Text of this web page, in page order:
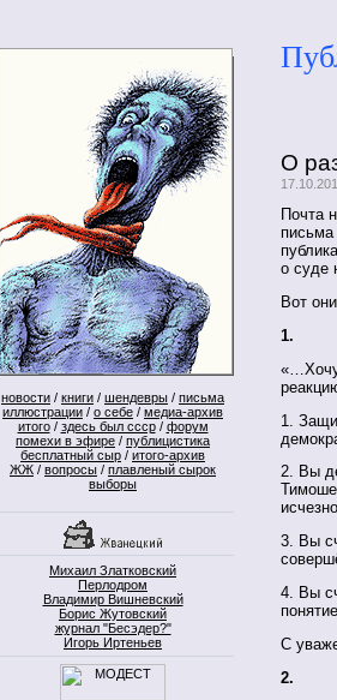
новости / книги / шендевры / письма
иллюстрации / о себе / медиа-архив
итого/ здесь был ссср/ форум
помехи в эфире / публицистика
бесплатный сыр / итого-архив
ЖЖ / вопросы / плавленый сырок
выборы
Михаил Златковский
Перлодром
Владимир Вишневский
Борис Жутовский
журнал "Бесэдер?"
Игорь Иртеньев
О
Почта
о суде
Вот
1.
1.
2. Вы
3. Вы
4. Вы
С
2.